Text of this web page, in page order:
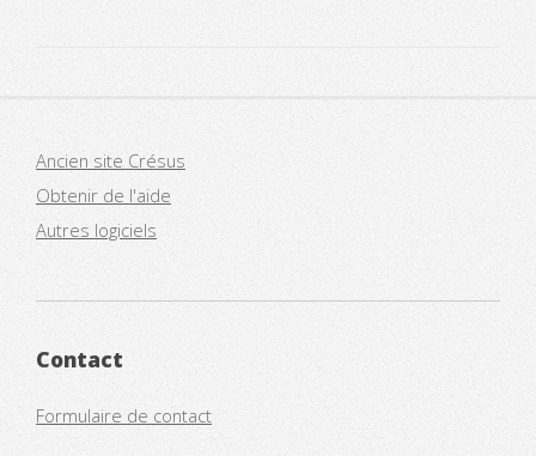
Ancien site Crésus
Obtenir de l'aide
Autres logiciels
Contact
Formulaire de contact